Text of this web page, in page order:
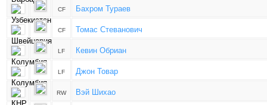
CF Бахром Тураев
CF Томас Стеванович
LF Кевин Обриан
LF Джон Товар
RW Вэй Шихао